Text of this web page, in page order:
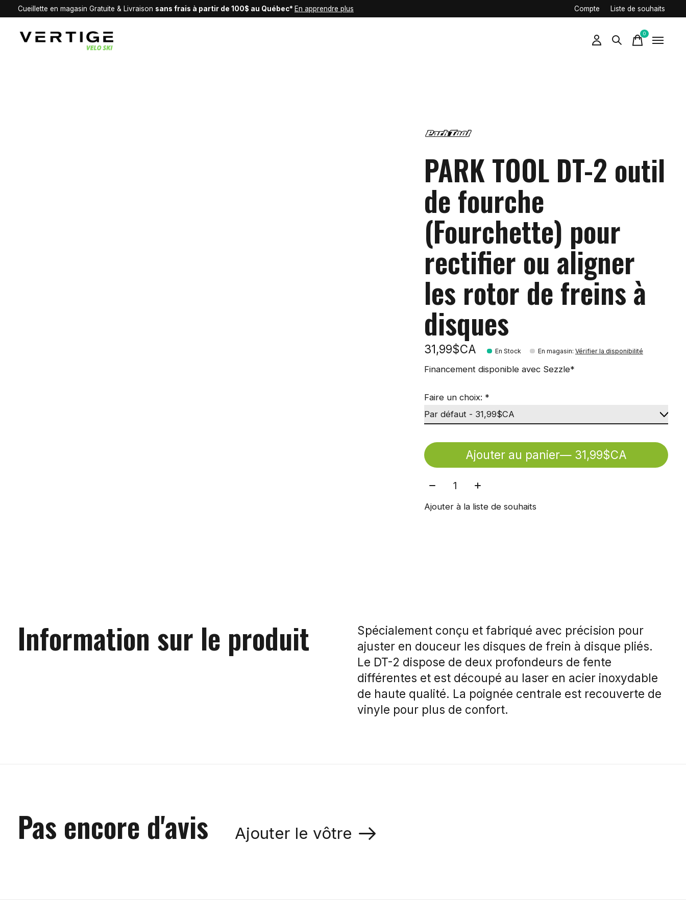
Cueillette en magasin Gratuite & Livraison sans frais à partir de 100$ au Québec* En apprendre plus Compte Liste de souhaits
0items
PARK TOOL DT-2 outil
de fourche
(Fourchette) pour
rectifier ou aligner
les rotor de freins à
disques
31,99$CA En Stock En magasin: Vérifier la disponibilité
Financement disponible avec Sezzle*
Faire un choix: *
Ajouter au panier
— 31,99$CA
Quantité:
Ajouter à la liste de souhaits
Information sur le produit
Spécialement conçu et fabriqué avec précision pour
ajuster en douceur les disques de frein à disque pliés.
Le DT-2 dispose de deux profondeurs de fente
différentes et est découpé au laser en acier inoxydable
de haute qualité. La poignée centrale est recouverte de
vinyle pour plus de confort.
Pas encore d'avis Ajouter le vôtre